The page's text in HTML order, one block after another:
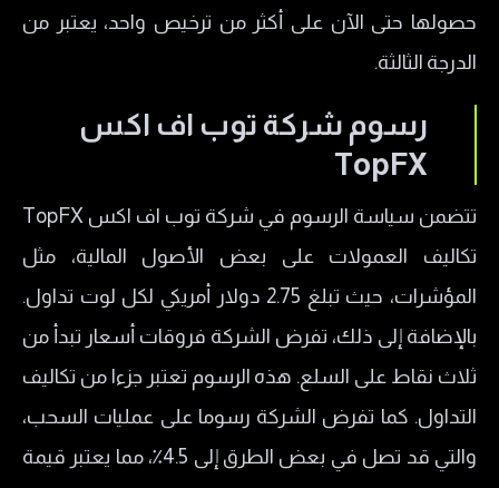
حصولها حتى الآن على أكثر من ترخيص واحد، يعتبر من
الدرجة الثالثة.
رسوم شركة توب اف اكس
TopFX
تتضمن سياسة الرسوم في شركة توب اف اكس TopFX
تكاليف العمولات على بعض الأصول المالية، مثل
المؤشرات، حيث تبلغ 2.75 دولار أمريكي لكل لوت تداول.
بالإضافة إلى ذلك، تفرض الشركة فروقات أسعار تبدأ من
ثلاث نقاط على السلع. هذه الرسوم تعتبر جزءا من تكاليف
التداول. كما تفرض الشركة رسوما على عمليات السحب،
والتي قد تصل في بعض الطرق إلى 4.5٪، مما يعتبر قيمة